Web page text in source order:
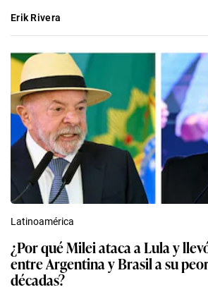
Erik Rivera
Latinoamérica
¿Por qué Milei ataca a Lula y
entre Argentina y Brasil a su
décadas?